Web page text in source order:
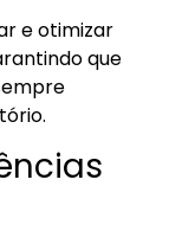
e otimizar
que